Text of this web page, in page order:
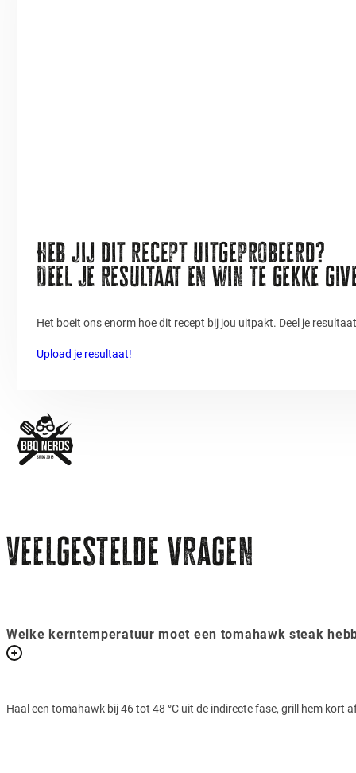
Heb jij dit recept uitgeprobeerd?
Deel je resultaat en win te gekke
Het boeit ons enorm hoe dit recept bij jou uitpakt. Deel je
Upload je resultaat!
Veelgestelde vragen
Welke kerntemperatuur moet een tomahawk steak
Haal een tomahawk bij 46 tot 48 °C uit de indirecte fase, grill hem